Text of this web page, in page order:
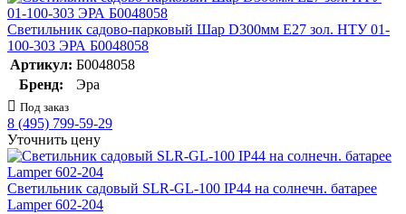
Светильник садово-парковый Шар D300мм E27 зол. НТУ 01-
100-303 ЭРА Б0048058
Артикул: Б0048058
Бренд:
Эра
Под заказ
8 (495) 799-59-29
Уточнить цену
Светильник садовый SLR-GL-100 IP44 на солнечн. батарее
Lamper 602-204